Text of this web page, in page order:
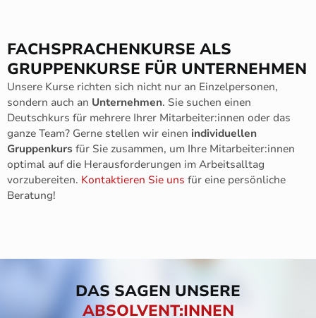
FACHSPRACHENKURSE ALS
GRUPPENKURSE FÜR UNTERNEHMEN
Unsere Kurse richten sich nicht nur an Einzelpersonen,
sondern auch an Unternehmen. Sie suchen einen
Deutschkurs für mehrere Ihrer Mitarbeiter:innen oder das
ganze Team? Gerne stellen wir einen individuellen
Gruppenkurs für Sie zusammen, um Ihre Mitarbeiter:innen
optimal auf die Herausforderungen im Arbeitsalltag
vorzubereiten. Kontaktieren Sie uns für eine persönliche
Beratung!
DAS SAGEN UNSERE
ABSOLVENT:INNEN